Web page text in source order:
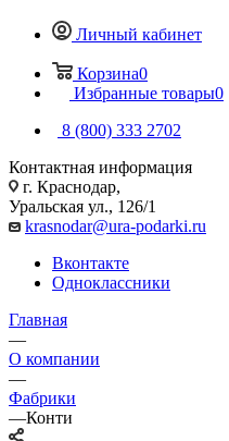
Личный кабинет
Корзина0
Избранные товары0
8 (800) 333 2702
Контактная информация
г. Краснодар,
Уральская ул., 126/1
krasnodar@ura-podarki.ru
Вконтакте
Одноклассники
Главная
—
О компании
—
Фабрики
—Конти